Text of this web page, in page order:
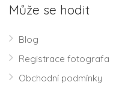
Může se hodit
Blog
Registrace fotografa
Obchodní podmínky